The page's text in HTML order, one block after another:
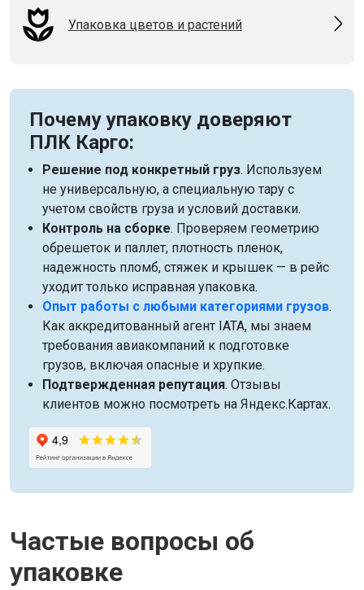
Упаковка цветов и растений
Почему упаковку доверяют
ПЛК Карго:
Решение под конкретный груз. Используем
не универсальную, а специальную тару с
учетом свойств груза и условий доставки.
Контроль на сборке. Проверяем геометрию
обрешеток и паллет, плотность пленок,
надежность пломб, стяжек и крышек — в рейс
уходит только исправная упаковка.
Опыт работы с любыми категориями грузов.
Как аккредитованный агент IATA, мы знаем
требования авиакомпаний к подготовке
грузов, включая опасные и хрупкие.
Подтвержденная репутация. Отзывы
клиентов можно посмотреть на Яндекс.Картах.
Частые вопросы об
упаковке